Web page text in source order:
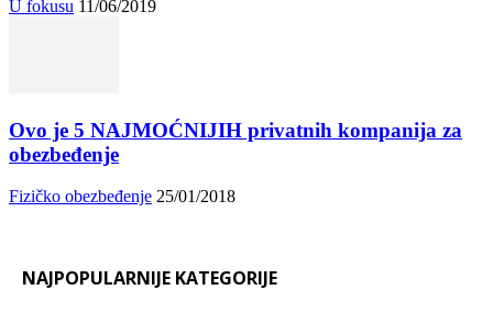
U fokusu 11/06/2019
Ovo je 5 NAJMOĆNIJIH privatnih kompanija za
obezbeđenje
Fizičko obezbeđenje 25/01/2018
NAJPOPULARNIJE KATEGORIJE